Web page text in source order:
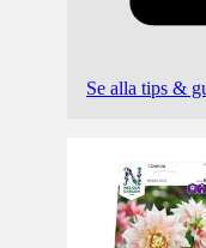
Se alla tips &